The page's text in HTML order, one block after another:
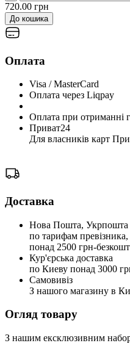
720.00 грн
До кошика
Оплата
Visa / MasterCard
Оплата через Liqpay
Оплата при отриманні
Приват24
Для власників карт
Доставка
Нова Пошта, Укрпошта
по тарифам превізника,
понад 2500 грн-
Кур'єрська доставка
по Киеву понад 3000
Самовивіз
З нашого магазину в
Огляд товару
З нашим ексклюзивним